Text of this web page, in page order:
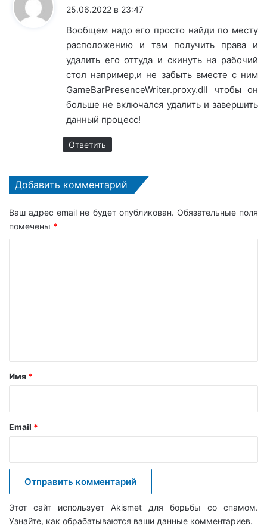
25.06.2022 в 23:47
Вообщем надо его просто найди по месту
расположению и там получить права и
удалить его оттуда и скинуть на рабочий
стол например,и не забыть вместе с ним
GameBarPresenceWriter.proxy.dll чтобы он
больше не включался удалить и завершить
данный процесс!
Ответить
Добавить комментарий
Ваш адрес email не будет опубликован. Обязательные поля
помечены *
а
й
Имя *
Email *
Этот сайт использует Akismet для борьбы со спамом.
Узнайте, как обрабатываются ваши данные комментариев.